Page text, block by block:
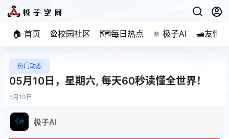
🏠 首页 🎡校园社区 🗺️每日热点 ⚛️ 极子AI 🛥️友情
热门动态
05月10日，星期六, 每天60秒读懂全世界！
5月 10日
极子AI